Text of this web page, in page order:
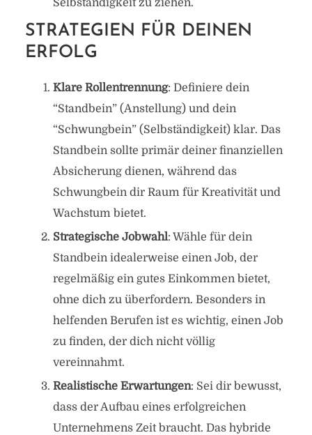
Selbständigkeit zu ziehen.
STRATEGIEN FÜR DEINEN
ERFOLG
Klare Rollentrennung: Definiere dein
“Standbein” (Anstellung) und dein
“Schwungbein” (Selbständigkeit) klar. Das
Standbein sollte primär deiner finanziellen
Absicherung dienen, während das
Schwungbein dir Raum für Kreativität und
Wachstum bietet.
Strategische Jobwahl: Wähle für dein
Standbein idealerweise einen Job, der
regelmäßig ein gutes Einkommen bietet,
ohne dich zu überfordern. Besonders in
helfenden Berufen ist es wichtig, einen Job
zu finden, der dich nicht völlig
vereinnahmt.
Realistische Erwartungen: Sei dir bewusst,
dass der Aufbau eines erfolgreichen
Unternehmens Zeit braucht. Das hybride